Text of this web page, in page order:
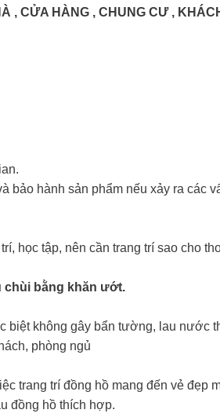
, CỬA HÀNG , CHUNG CƯ ,
bảo hành sản phẩm nếu xảy ra các
học tập, nên cần trang trí sao cho
chùi bằng khăn ướt.
biệt không gây bẩn tường, lau nước
phòng ngủ
trang trí đồng hồ mang đến vẻ đẹp
đồng hồ thích hợp.